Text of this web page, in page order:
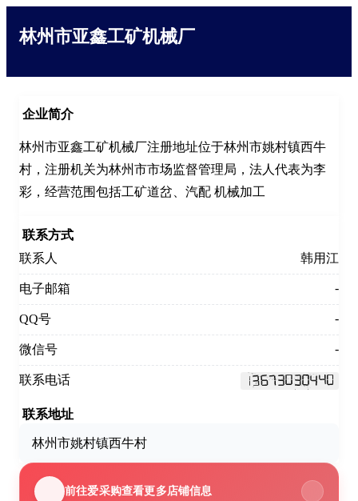
林州市亚鑫工矿机械厂
企业简介
林州市亚鑫工矿机械厂注册地址位于林州市姚村镇西牛
村，注册机关为林州市市场监督管理局，法人代表为李
彩，经营范围包括工矿道岔、汽配 机械加工
联系方式
联系人
韩用江
电子邮箱 -
QQ号 -
微信号 -
联系电话
联系地址
林州市姚村镇西牛村
前往爱采购查看更多店铺信息